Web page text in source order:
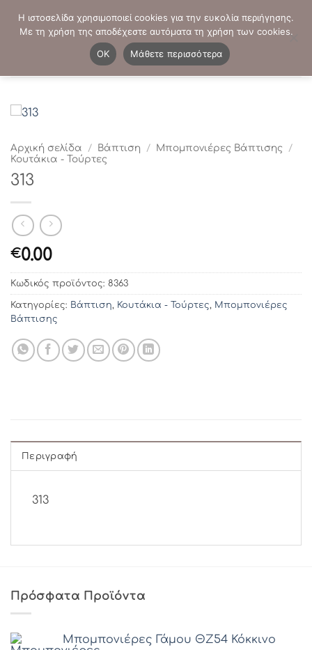
στο
ΤΗΛΕΦΩΝΙΚΕΣ ΠΑΡΑΓΓΕΛΙΕΣ: - 2103821941
Αρχική σελίδα / Βάπτιση / Μπομπονιέρες Βάπτισης
/
Κουτάκια - Τούρτες
313
€0.00
Κωδικός προϊόντος: 8363
Κατηγορίες: Βάπτιση, Κουτάκια - Τούρτες, Μπομπονιέρες
Βάπτισης
Περιγραφή
313
Πρόσφατα Προϊόντα
Μπομπονιέρες Γάμου ΘZ54 Κόκκινο
Η ιστοσελίδα χρησιμοποιεί cookies για την ευκολία περιήγησης.
Με τη χρήση της αποδέχεστε αυτόματα τη χρήση των cookies.
OK
Μάθετε περισσότερα